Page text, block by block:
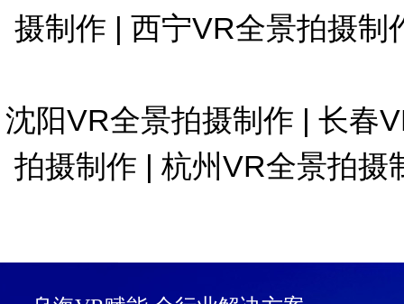
摄制作 | 西宁VR全景拍摄制
沈阳VR全景拍摄制作 | 长春
拍摄制作 | 杭州VR全景拍摄